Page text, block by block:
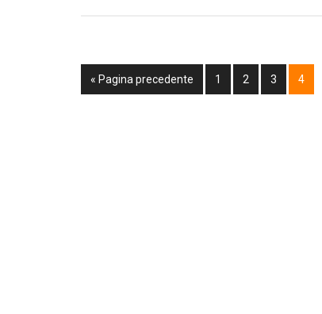
« Pagina precedente 1 2 3 4